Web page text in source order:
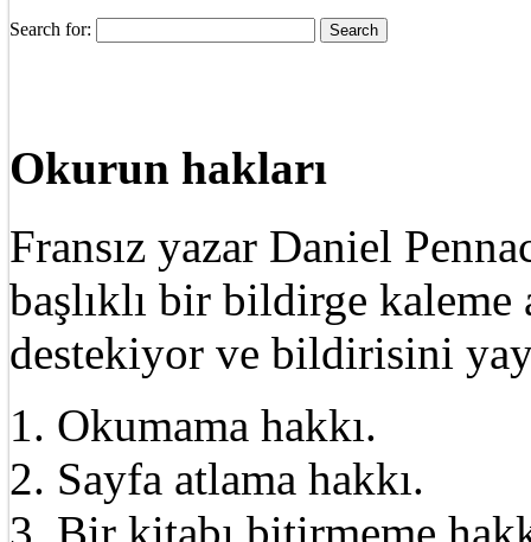
Search for:
Okurun hakları
Fransız yazar Daniel
başlıklı bir bildirge kaleme
destekiyor ve bildirisini
1. Okumama hakkı.
2. Sayfa atlama hakkı.
3. Bir kitabı bitirmeme